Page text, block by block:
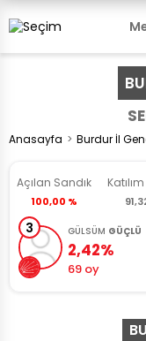
Anasayfa Burdur İl
Açılan Sandık
100,00 %
3 GÜLSÜM GÜÇLÜ
2,42%
69 oy